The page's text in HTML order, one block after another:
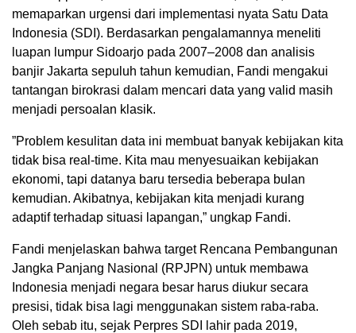
memaparkan urgensi dari implementasi nyata Satu Data
Indonesia (SDI). Berdasarkan pengalamannya meneliti
luapan lumpur Sidoarjo pada 2007–2008 dan analisis
banjir Jakarta sepuluh tahun kemudian, Fandi mengakui
tantangan birokrasi dalam mencari data yang valid masih
menjadi persoalan klasik.
​”Problem kesulitan data ini membuat banyak kebijakan kita
tidak bisa real-time. Kita mau menyesuaikan kebijakan
ekonomi, tapi datanya baru tersedia beberapa bulan
kemudian. Akibatnya, kebijakan kita menjadi kurang
adaptif terhadap situasi lapangan,” ungkap Fandi.
​Fandi menjelaskan bahwa target Rencana Pembangunan
Jangka Panjang Nasional (RPJPN) untuk membawa
Indonesia menjadi negara besar harus diukur secara
presisi, tidak bisa lagi menggunakan sistem raba-raba.
Oleh sebab itu, sejak Perpres SDI lahir pada 2019,